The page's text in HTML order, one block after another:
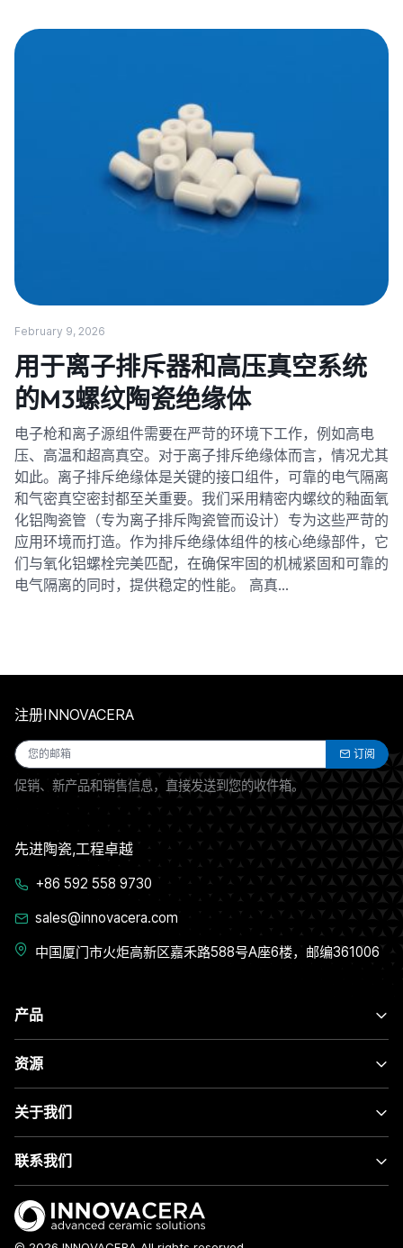
February 9, 2026
用于离子排斥器和高压真空系统
的M3螺纹陶瓷绝缘体
电子枪和离子源组件需要在严苛的环境下工作，例如高电
压、高温和超高真空。对于离子排斥绝缘体而言，情况尤其
如此。离子排斥绝缘体是关键的接口组件，可靠的电气隔离
和气密真空密封都至关重要。我们采用精密内螺纹的釉面氧
化铝陶瓷管（专为离子排斥陶瓷管而设计）专为这些严苛的
应用环境而打造。作为排斥绝缘体组件的核心绝缘部件，它
们与氧化铝螺栓完美匹配，在确保牢固的机械紧固和可靠的
电气隔离的同时，提供稳定的性能。 高真…
产品
资源
关于我们
联系我们
注册INNOVACERA
订阅
促销、新产品和销售信息，直接发送到您的收件箱。
先进陶瓷,工程卓越
+86 592 558 9730
sales@innovacera.com
中国厦门市火炬高新区嘉禾路588号A座6楼，邮编361006